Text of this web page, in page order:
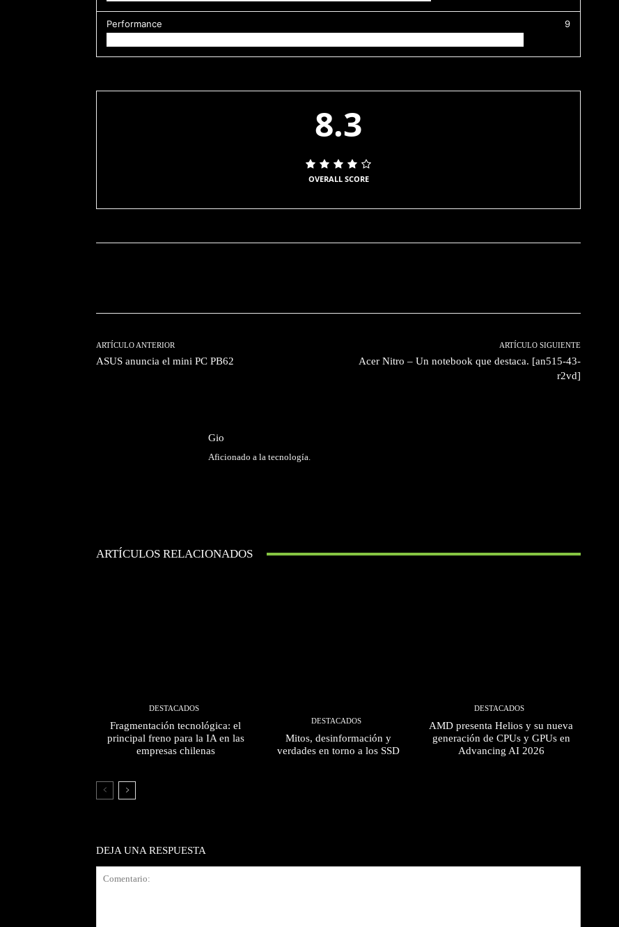
Performance 9
8.3
OVERALL SCORE
ARTÍCULO ANTERIOR
ASUS anuncia el mini PC PB62
ARTÍCULO SIGUIENTE
Acer Nitro – Un notebook que destaca. [an515-43-
r2vd]
Gio
Aficionado a la tecnología.
ARTÍCULOS RELACIONADOS
DESTACADOS
Fragmentación tecnológica: el
principal freno para la IA en las
empresas chilenas
DESTACADOS
Mitos, desinformación y
verdades en torno a los SSD
DESTACADOS
AMD presenta Helios y su nueva
generación de CPUs y GPUs en
Advancing AI 2026
DEJA UNA RESPUESTA